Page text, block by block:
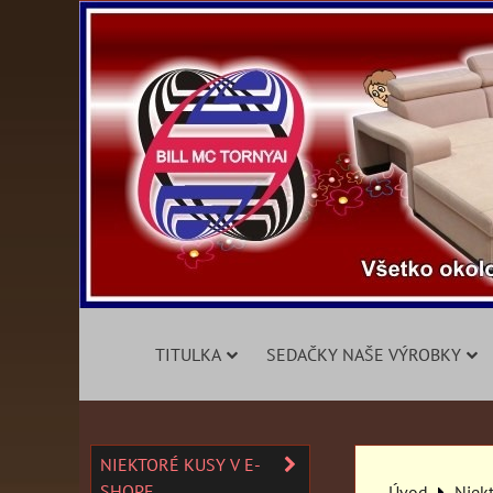
TITULKA SEDAČKY NAŠE VÝROBKY
NIEKTORÉ KUSY V E-